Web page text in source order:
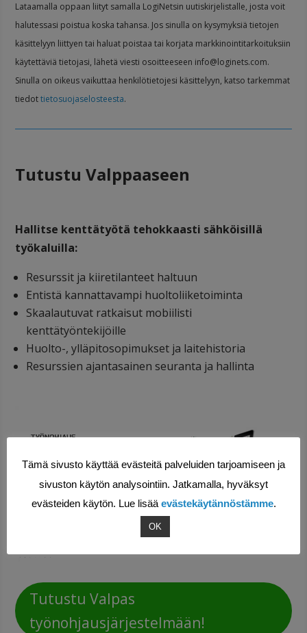
Lataamalla oppaan liityt samalla LogiNetsin uutiskirjelistalle, josta voit
halutessasi poistua koska tahansa. Jos sinulla on kysymyksiä tietojen
käsittelyyn liittyen tai haluat poistaa tai korjata markkinointitarkoituksiin
käytettäviä tietojasi, lähetä viesti osoitteeseen info@loginets.com.
Sinulla on oikeus vaikuttaa henkilötietojesi käsittelyyn, katso tarkemmat
tiedottietosuojaselosteesta.
Tutustu Valppaaseen
Hallitse kenttätyötä tehokkaasti sähköisillä
työkaluilla:
Resurssit ja kiiretilanteet haltuun
Entistä kannattavampi huoltoliiketoiminta
Skaalautuvat ratkaisut mobiilisti
kenttätyöntekijöille
Huolto-, ylläpitosopimukset ja laitehistoria
Resurssien ajantasainen seuranta ja hallinta
Tutustu Valpas
työnohjausjärjestelmään!
Tämä sivusto käyttää evästeitä palveluiden tarjoamiseen ja
sivuston käytön analysointiin. Jatkamalla, hyväksyt
evästeiden käytön. Lue lisää evästekäytännöstämme.
OK